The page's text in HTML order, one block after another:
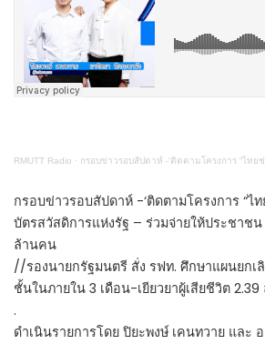
RMUTT Radio · กรอบข่าวรอบสัปดาห์ -'ติดตามโครงการ “ไทย
กรอบข่าวรอบสัปดาห์ -‘ติดตามโครงการ “ไท
บัตรสวัสดิการแห่งรัฐ – ร่วมจ่ายให้ประชา
ล้านคน
//รองนายกรัฐมนตรี สั่ง รฟท. ศึกษาแผนยกเ
ชั้นในภายใน 3 เดือน-เยียวยาผู้เสียชีวิต
.
ดำเนินรายการโดย ปิยะพงษ์ เคนทวาย และ